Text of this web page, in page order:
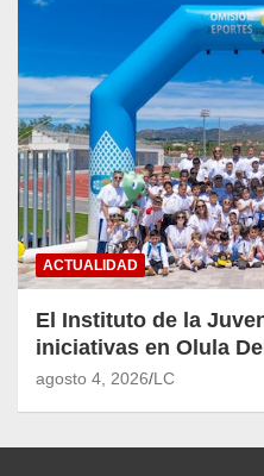
ACTUALIDAD
El Instituto de la
iniciativas en Olula
agosto 4, 2026 LC